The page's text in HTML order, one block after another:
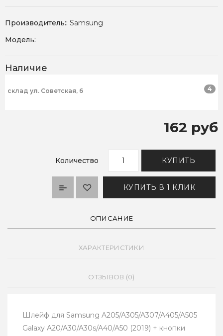
Производитель:: Samsung
Модель:
Наличие
склад ул. Советская, 6 4
162 руб
Количество КУПИТЬ
КУПИТЬ В 1 КЛИК
ОПИСАНИЕ
ХАРАКТЕРИСТИКИ
ОТЗЫВОВ (0)
Шлейф для Samsung A205/A305/A307/A405/A505
Galaxy A20/A30/A30s/A40/A50 (2019) + кнопки